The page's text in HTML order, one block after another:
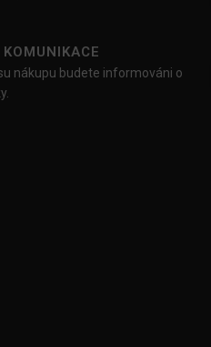
nákupu budete informováni o